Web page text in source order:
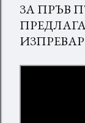
ЗА ПРЪВ